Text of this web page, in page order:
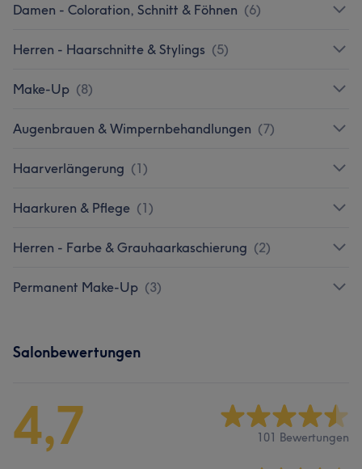
Damen - Coloration, Schnitt & Föhnen (6)
Herren - Haarschnitte & Stylings (5)
Make-Up (8)
Augenbrauen & Wimpernbehandlungen (7)
Haarverlängerung (1)
Haarkuren & Pflege (1)
Herren - Farbe & Grauhaarkaschierung (2)
Permanent Make-Up (3)
Salonbewertungen
4,7 101 Bewertungen